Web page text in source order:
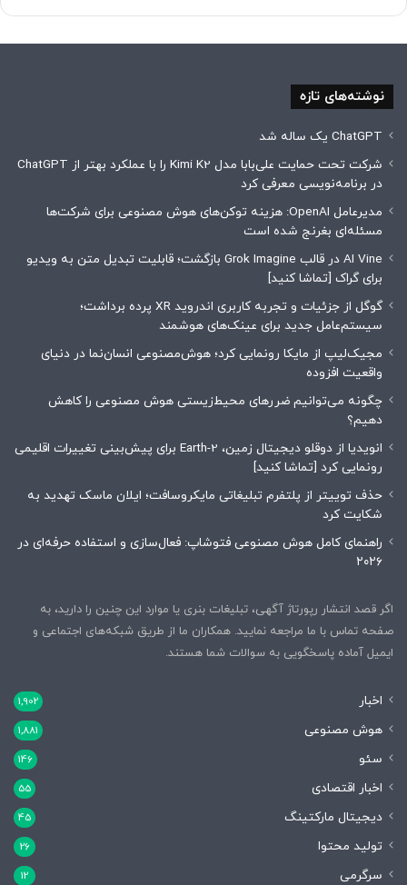
نوشته‌های تازه
ChatGPT یک ساله شد
شرکت تحت حمایت علی‌بابا مدل Kimi K2 را با عملکرد بهتر از ChatGPT
در برنامه‌نویسی معرفی کرد
مدیرعامل OpenAI: ‌هزینه توکن‌های هوش مصنوعی برای شرکت‌ها
مسئله‌ای بغرنج شده است
AI Vine در قالب Grok Imagine بازگشت؛ قابلیت تبدیل متن به ویدیو
برای گراک [تماشا کنید]
گوگل از جزئیات و تجربه کاربری اندروید XR پرده برداشت؛
سیستم‌عامل جدید برای عینک‌های هوشمند
مجیک‌لیپ از مایکا رونمایی کرد؛ هوش‌مصنوعی انسان‌نما در دنیای
واقعیت افزوده
چگونه می‌توانیم ضررهای محیط‌زیستی هوش مصنوعی را کاهش
دهیم؟
انویدیا از دوقلو دیجیتال زمین، Earth-2 برای پیش‌بینی تغییرات اقلیمی
رونمایی کرد [تماشا کنید]
حذف توییتر از پلتفرم تبلیغاتی مایکروسافت؛ ایلان ماسک تهدید به
شکایت کرد
راهنمای کامل هوش مصنوعی فتوشاپ: فعال‌سازی و استفاده حرفه‌ای در
۲۰۲۶
اگر قصد انتشار رپورتاژ آگهی، تبلیغات بنری یا موارد این چنین را دارید، به
صفحه تماس با ما مراجعه نمایید. همکاران ما از طریق شبکه‌های اجتماعی و
ایمیل آماده پاسخگویی به سوالات شما هستند.
اخبار 1,902
هوش مصنوعی 1,881
سئو 146
اخبار اقتصادی 55
دیجیتال مارکتینگ 45
تولید محتوا 26
سرگرمی 12